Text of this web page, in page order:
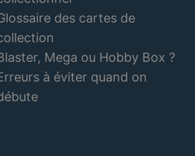
des cartes de
Mega ou Hobby Box ?
à éviter quand on